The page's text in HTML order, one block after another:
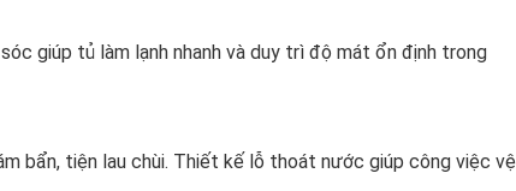
giúp tủ làm lạnh nhanh và duy trì độ mát ổn định trong
bẩn, tiện lau chùi. Thiết kế lỗ thoát nước giúp công việc vệ